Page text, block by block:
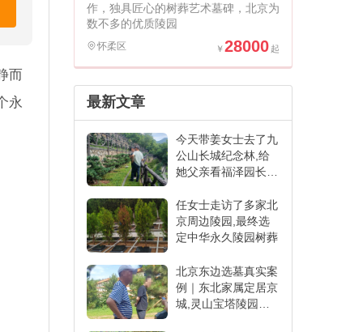
而
永
作，独具匠心的树葬艺术墓碑，北京为
数不多的优质陵园
怀柔区 28000
最新文章
今天带姜女士去了九
公山长城纪念林,给
她父亲看福泽园长青
任女士走访了多家北
京周边陵园,最终选
定中华永久陵园树葬
北京东边选墓真实案
例｜东北家属定居京
城,灵山宝塔陵园圆